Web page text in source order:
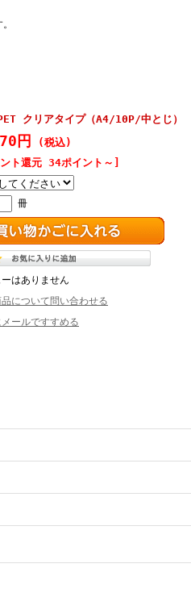
クリアタイプ（A4/10P/中とじ）
円
(税込)
ト還元 34ポイント～]
冊
はありません
について問い合わせる
ールですすめる